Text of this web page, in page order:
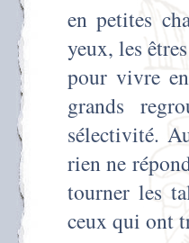
en petites
yeux, les
pour vivre
grands
sélectivité.
rien ne
tourner les
ceux qui ont